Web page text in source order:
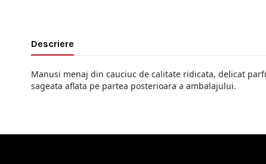
Descriere
Manusi menaj din cauciuc de calitate ridicata, delicat
sageata aflata pe partea posterioara a ambalajului.